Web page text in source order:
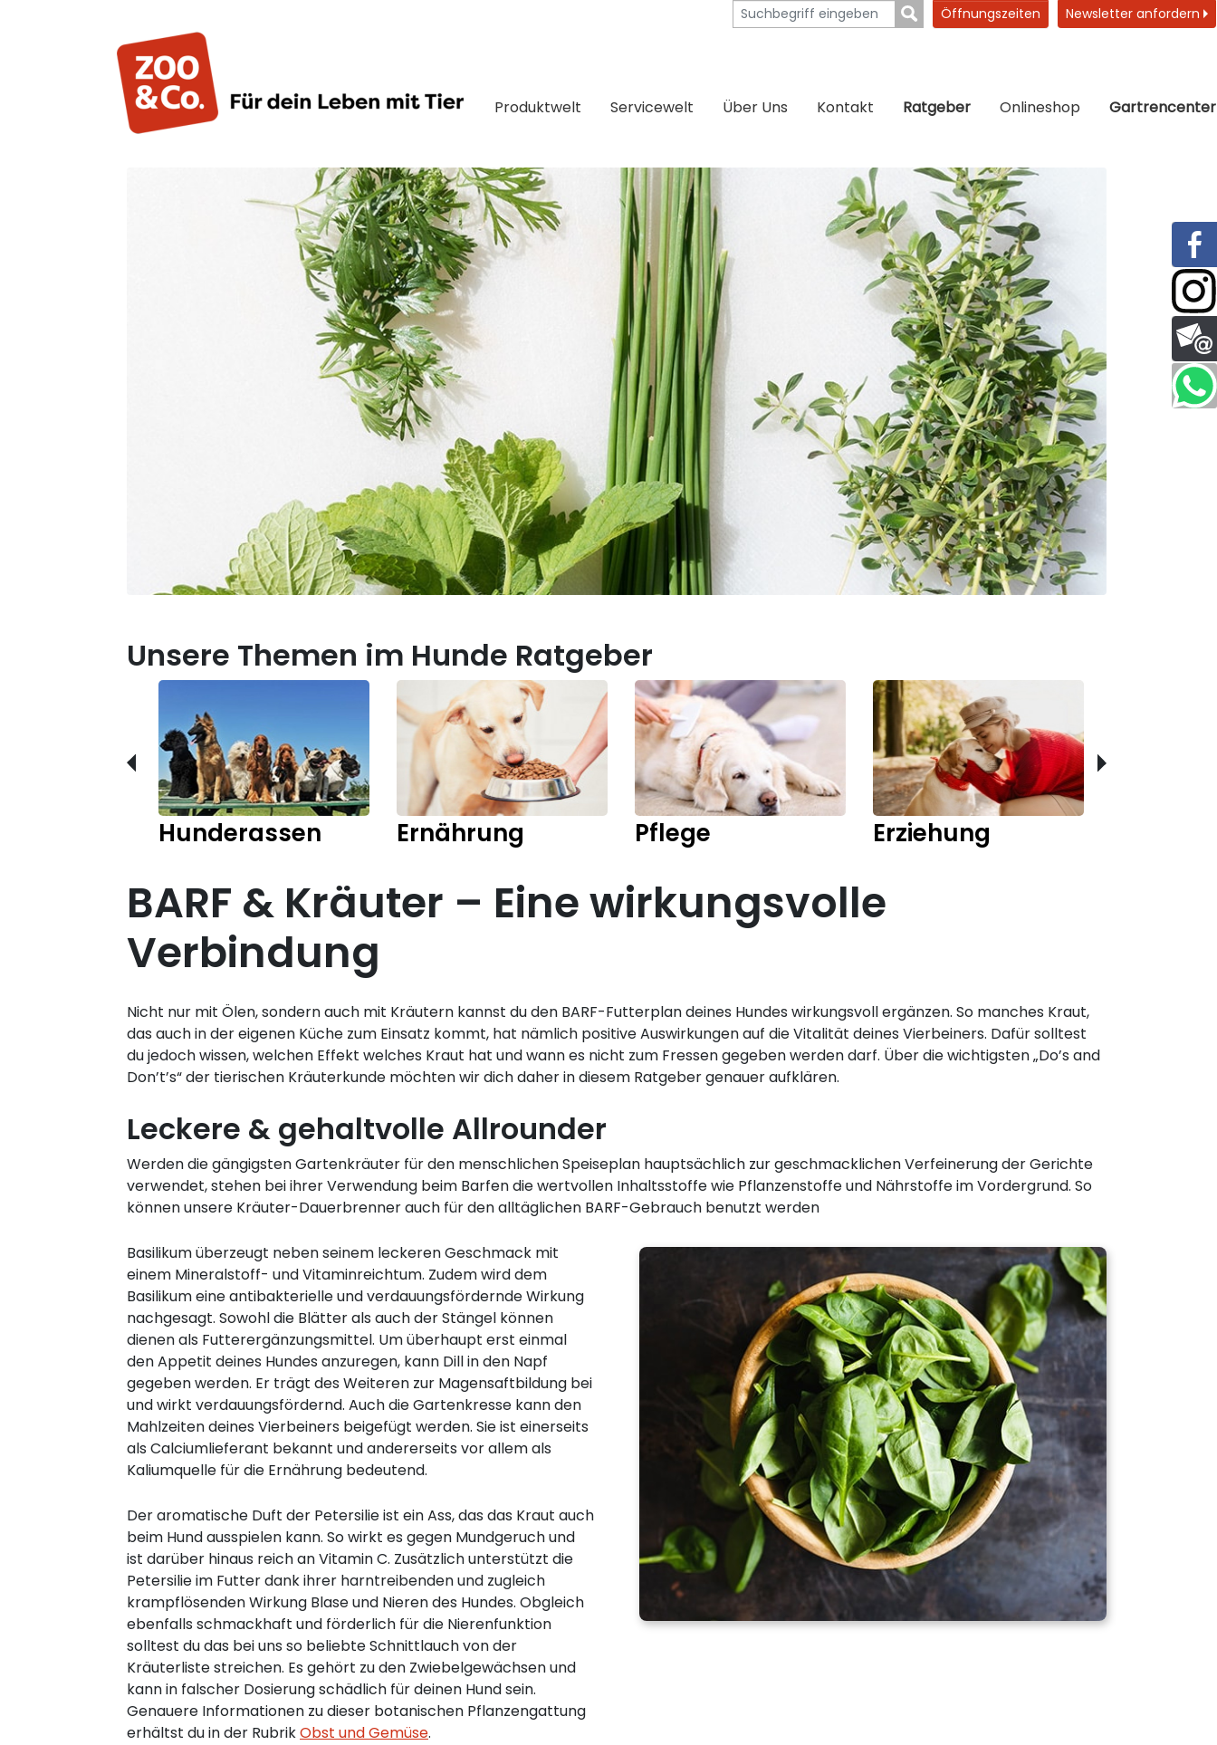
Öffnungszeiten Newsletter anfordern
Produktwelt Servicewelt Über Uns Kontakt Ratgeber Onlineshop Gartrencenter
Unsere Themen im Hunde Ratgeber
Hunderassen Ernährung Pflege Erziehung
BARF & Kräuter – Eine wirkungsvolle
Verbindung
Nicht nur mit Ölen, sondern auch mit Kräutern kannst du den BARF-Futterplan deines Hundes wirkungsvoll ergänzen. So manches Kraut,
das auch in der eigenen Küche zum Einsatz kommt, hat nämlich positive Auswirkungen auf die Vitalität deines Vierbeiners. Dafür solltest
du jedoch wissen, welchen Effekt welches Kraut hat und wann es nicht zum Fressen gegeben werden darf. Über die wichtigsten „Do’s and
Don’t’s“ der tierischen Kräuterkunde möchten wir dich daher in diesem Ratgeber genauer aufklären.
Leckere & gehaltvolle Allrounder
Werden die gängigsten Gartenkräuter für den menschlichen Speiseplan hauptsächlich zur geschmacklichen Verfeinerung der Gerichte
verwendet, stehen bei ihrer Verwendung beim Barfen die wertvollen Inhaltsstoffe wie Pflanzenstoffe und Nährstoffe im Vordergrund. So
können unsere Kräuter-Dauerbrenner auch für den alltäglichen BARF-Gebrauch benutzt werden
Basilikum überzeugt neben seinem leckeren Geschmack mit
einem Mineralstoff- und Vitaminreichtum. Zudem wird dem
Basilikum eine antibakterielle und verdauungsfördernde Wirkung
nachgesagt. Sowohl die Blätter als auch der Stängel können
dienen als Futterergänzungsmittel. Um überhaupt erst einmal
den Appetit deines Hundes anzuregen, kann Dill in den Napf
gegeben werden. Er trägt des Weiteren zur Magensaftbildung bei
und wirkt verdauungsfördernd. Auch die Gartenkresse kann den
Mahlzeiten deines Vierbeiners beigefügt werden. Sie ist einerseits
als Calciumlieferant bekannt und andererseits vor allem als
Kaliumquelle für die Ernährung bedeutend.
Der aromatische Duft der Petersilie ist ein Ass, das das Kraut auch
beim Hund ausspielen kann. So wirkt es gegen Mundgeruch und
ist darüber hinaus reich an Vitamin C. Zusätzlich unterstützt die
Petersilie im Futter dank ihrer harntreibenden und zugleich
krampflösenden Wirkung Blase und Nieren des Hundes. Obgleich
ebenfalls schmackhaft und förderlich für die Nierenfunktion
solltest du das bei uns so beliebte Schnittlauch von der
Kräuterliste streichen. Es gehört zu den Zwiebelgewächsen und
kann in falscher Dosierung schädlich für deinen Hund sein.
Genauere Informationen zu dieser botanischen Pflanzengattung
erhältst du in der RubrikObst und Gemüse.